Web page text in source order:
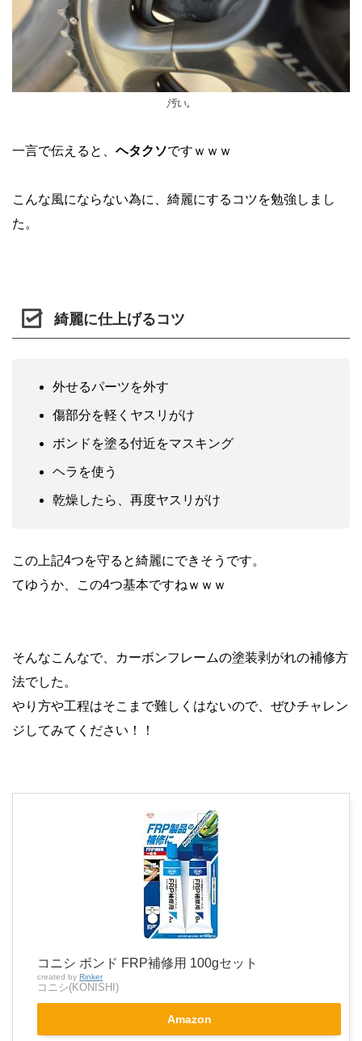
汚い。
一言で伝えると、 ヘタクソですｗｗｗ
こんな風にならない為に、綺麗にするコツを勉強しまし
た。
綺麗に仕上げるコツ
外せるパーツを外す
傷部分を軽くヤスリがけ
ボンドを塗る付近をマスキング
ヘラを使う
乾燥したら、再度ヤスリがけ
この上記4つを守ると綺麗にできそうです。
てゆうか、この4つ基本ですねｗｗｗ
そんなこんなで、カーボンフレームの塗装剥がれの補修方
法でした。
やり方や工程はそこまで難しくはないので、ぜひチャレン
ジしてみてください！！
コニシ ボンド FRP補修用 100gセット
created by Rinker
コニシ(KONISHI)
Amazon